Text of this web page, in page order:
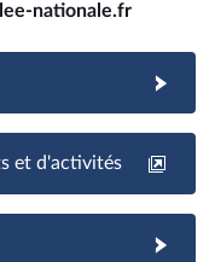
nationale.fr
et d'activités